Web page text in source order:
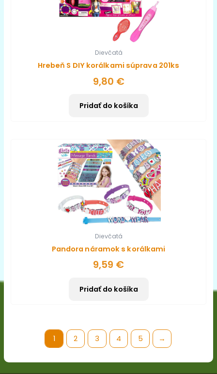
Dievčatá
Hrebeň S DIY korálkami súprava 201ks
9,80 €
Pridať do košíka
Dievčatá
Pandora náramok s korálkami
9,59 €
Pridať do košíka
1 2 3 4 5 →